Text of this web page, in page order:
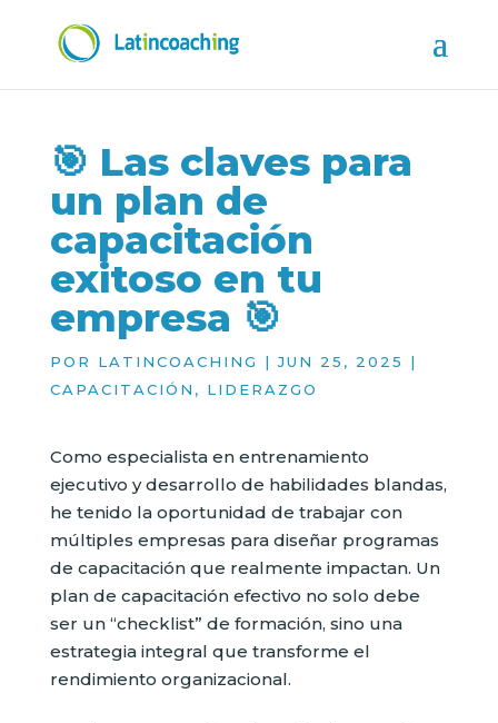
🎯 Las claves para
un plan de
capacitación
exitoso en tu
empresa 🎯
POR LATINCOACHING |JUN 25, 2025
|
CAPACITACIÓN , LIDERAZGO
Como especialista en entrenamiento
ejecutivo y desarrollo de habilidades blandas,
he tenido la oportunidad de trabajar con
múltiples empresas para diseñar programas
de capacitación que realmente impactan. Un
plan de capacitación efectivo no solo debe
ser un “checklist” de formación, sino una
estrategia integral que transforme el
rendimiento organizacional.